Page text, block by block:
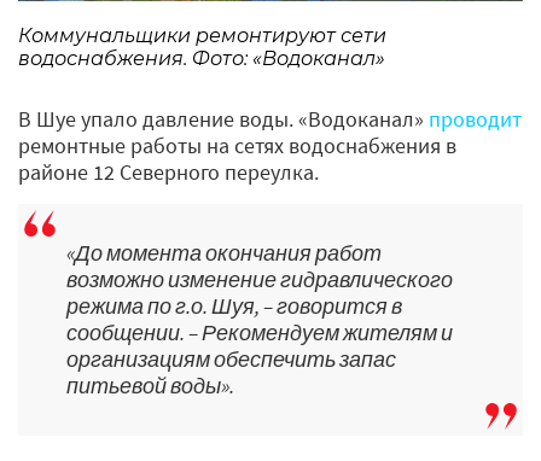
Коммунальщики ремонтируют сети
водоснабжения. Фото: «Водоканал»
В Шуе упало давление воды. «Водоканал» проводит
ремонтные работы на сетях водоснабжения в
районе 12 Северного переулка.
«До момента окончания работ
возможно изменение гидравлического
режима по г.о. Шуя, – говорится в
сообщении. – Рекомендуем жителям и
организациям обеспечить запас
питьевой воды».